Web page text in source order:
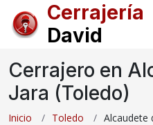
Cerrajería
David
Cerrajero en
Jara (Toledo)
Inicio Toledo Alcaudete